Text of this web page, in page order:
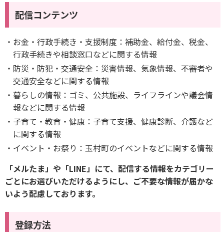
配信コンテンツ
お金・行政手続き・支援制度：補助金、給付金、税金、
行政手続きや相談窓口などに関する情報
防災・防犯・交通安全：災害情報、気象情報、不審者や
交通安全などに関する情報
暮らしの情報：ゴミ、公共施設、ライフラインや議会情
報などに関する情報
子育て・教育・健康：子育て支援、健康診断、介護など
に関する情報
イベント・お祭り：玉村町のイベントなどに関する情報
「メルたま」や「LINE」にて、配信する情報をカテゴリー
ごとにお選びいただけるようにし、ご不要な情報が届かな
いよう配慮しております。
登録方法